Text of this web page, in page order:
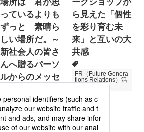
場所は 君が思
っているよりも
ずっと 素晴ら
しい場所だ。～
新社会人の皆さ
んへ贈るパーソ
ルからのメッセ
Specialized Servic
es
プロモーション
ークショップか
ら見えた「個性
を彩り育む未
来」と互いの大
共感
FR（Future Genera
tions Relations）活
次世代育成
2026.06.16